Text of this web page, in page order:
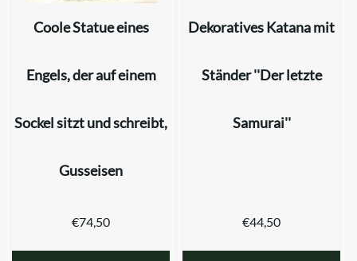
Coole Statue eines
Engels, der auf einem
Sockel sitzt und schreibt,
Gusseisen
€74,50
Dekoratives Katana mit
Ständer ''Der letzte
Samurai''
€44,50